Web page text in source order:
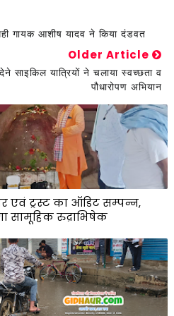
गायक आशीष यादव ने किया दंडवत
Older Article
साइकिल यात्रियों ने चलाया स्वच्छता व
पौधारोपण अभियान
एवं ट्रस्ट का ऑडिट सम्पन्न,
सामूहिक रुद्राभिषेक